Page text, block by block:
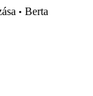
• Berta